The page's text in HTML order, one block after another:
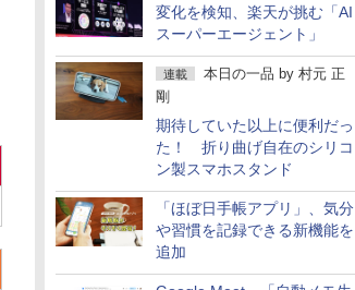
変化を検知、楽天が挑む「AI
スーパーエージェント」
連載 本日の一品 by 村元 正
剛
期待していた以上に便利だっ
た！ 折り曲げ自在のシリコ
ン製スマホスタンド
「ほぼ日手帳アプリ」、気分
や習慣を記録できる新機能を
追加